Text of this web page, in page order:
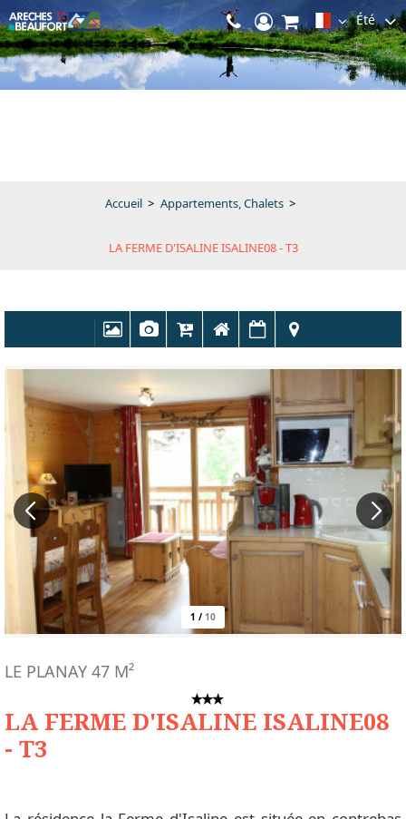
Été
Accueil > Appartements, Chalets >
LA FERME D'ISALINE ISALINE08 - T3
1 / 10
LA FERME D'ISALINE ISALINE08
- T3
LE PLANAY 47 M²